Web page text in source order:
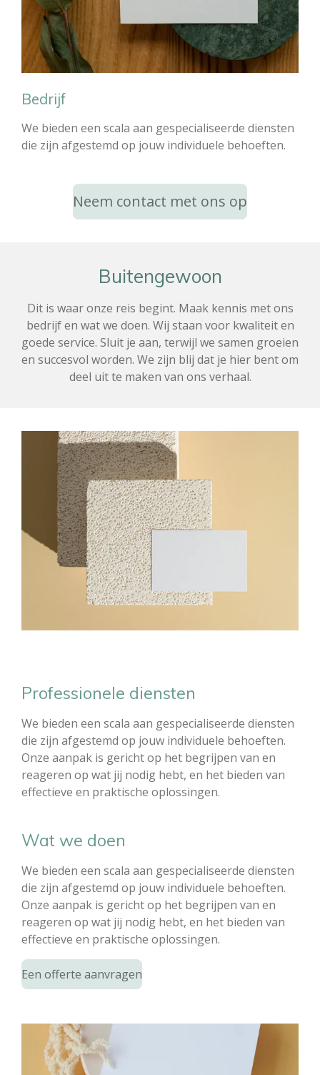
Bedrijf
We bieden een scala aan gespecialiseerde diensten
die zijn afgestemd op jouw individuele behoeften.
Neem contact met ons op
Buitengewoon
Dit is waar onze reis begint. Maak kennis met ons
bedrijf en wat we doen. Wij staan voor kwaliteit en
goede service. Sluit je aan, terwijl we samen groeien
en succesvol worden. We zijn blij dat je hier bent om
deel uit te maken van ons verhaal.
Professionele diensten
We bieden een scala aan gespecialiseerde diensten
die zijn afgestemd op jouw individuele behoeften.
Onze aanpak is gericht op het begrijpen van en
reageren op wat jij nodig hebt, en het bieden van
effectieve en praktische oplossingen.
Wat we doen
We bieden een scala aan gespecialiseerde diensten
die zijn afgestemd op jouw individuele behoeften.
Onze aanpak is gericht op het begrijpen van en
reageren op wat jij nodig hebt, en het bieden van
effectieve en praktische oplossingen.
Een offerte aanvragen